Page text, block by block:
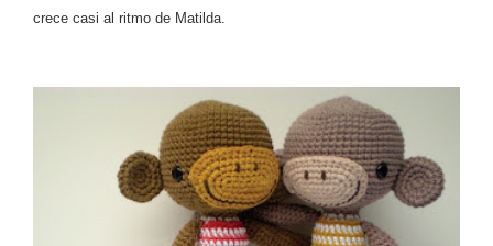
crece casi al ritmo de Matilda.